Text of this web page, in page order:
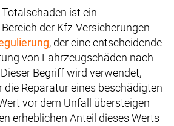
ist ein
der Kfz-Versicherungen
, der eine entscheidende
von Fahrzeugschäden nach
Begriff wird verwendet,
die Reparatur eines beschädigten
vor dem Unfall übersteigen
erheblichen Anteil dieses Werts